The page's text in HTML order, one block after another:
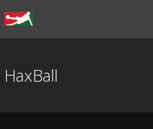
HaxBall